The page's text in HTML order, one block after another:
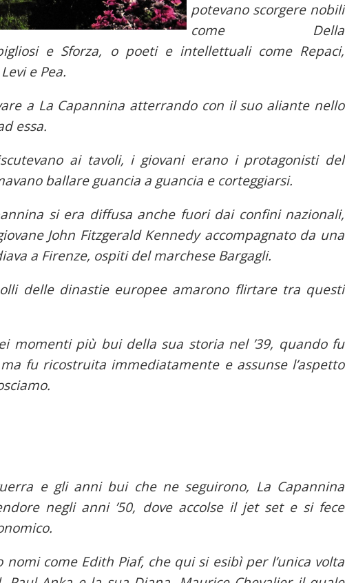
potevano scorgere nobili
come Della
e Sforza, o poeti e intellettuali come Repaci,
e Pea.
a La Capannina atterrando con il suo aliante nello
essa.
ai tavoli, i giovani erano i protagonisti del
ballare guancia a guancia e corteggiarsi.
si era diffusa anche fuori dai confini nazionali,
John Fitzgerald Kennedy accompagnato da una
a Firenze, ospiti del marchese Bargagli.
delle dinastie europee amarono flirtare tra questi
momenti più bui della sua storia nel ’39, quando fu
fu ricostruita immediatamente e assunse l’aspetto
e gli anni bui che ne seguirono, La Capannina
negli anni ’50, dove accolse il jet set e si fece
nomi come Edith Piaf, che qui si esibì per l’unica volta